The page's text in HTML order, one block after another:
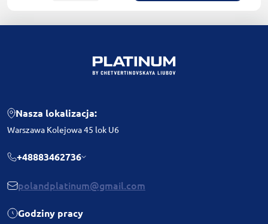
Nasza lokalizacja:
Warszawa Kolejowa 45 lok U6
+48883462736
polandplatinum@gmail.com
Godziny pracy